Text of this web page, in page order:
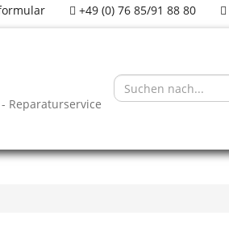
+49 (0) 76 85/91 88 80
Reparaturservice